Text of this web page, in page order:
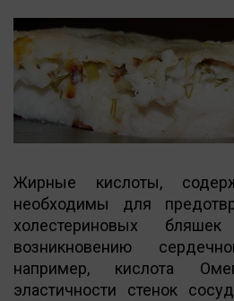
Жирные кислоты,
необходимы для
холестериновых
возникновению
например, кислота
эластичности стенок